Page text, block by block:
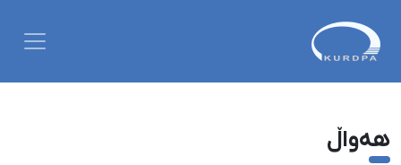
هەواڵ